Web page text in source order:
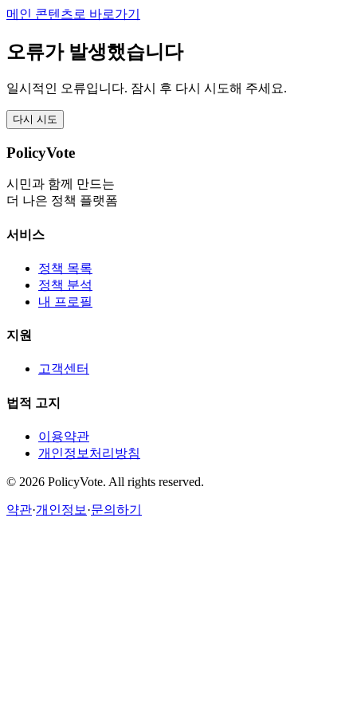
메인 콘텐츠로 바로가기
오류가 발생했습니다
일시적인 오류입니다. 잠시 후 다시 시도해 주세요.
다시 시도
PolicyVote
시민과 함께 만드는
더 나은 정책 플랫폼
서비스
정책 목록
정책 분석
내 프로필
지원
고객센터
법적 고지
이용약관
개인정보처리방침
© 2026 PolicyVote. All rights reserved.
약관·개인정보 ·문의하기